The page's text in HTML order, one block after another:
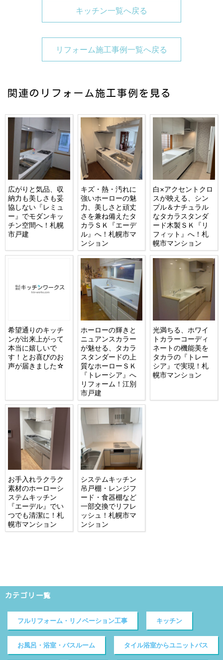
キッチン一覧へ戻る
リフォーム施工事例一覧へ戻る
関連のリフォーム施工事例を見る
広がりと気品、収
納力も美しさも妥
協しない『レミュ
ー』でモダンキッ
チン空間へ！札幌
市戸建
キズ・熱・汚れに
強いホーローの魅
力、美しさと頑丈
さを兼ね備えたタ
カラＳＫ『エーデ
ル』へ！札幌市マ
ンション
白×アクセントクロ
スが映える、シン
プル＆ナチュラル
なタカラスタンダ
ード木製ＳＫ『リ
フィット』へ！札
幌市マンション
希望通りのキッチ
ンが出来上がって
本当に嬉しいで
す！とお喜びのお
声が届きました☆
ホーローの輝きと
ニュアンスカラー
が魅せる、タカラ
スタンダードの上
質なホーローＳＫ
『トレーシア』へ
リフォーム！江別
市戸建
光満ちる、ホワイ
トカラーコーディ
ネートの機能美を
タカラの『トレー
シア』で実現！札
幌市マンション
お手入れラクラク
素材のホーローシ
ステムキッチン
『エーデル』でい
つでも清潔に！札
幌市マンション
システムキッチン
吊戸棚・レンジフ
ード・食器棚など
一部交換でリフレ
ッシュ！札幌市マ
ンション
カテゴリ一覧
フルリフォーム・リノベーション工事 キッチン
お風呂・浴室・バスルーム タイル浴室からユニットバス